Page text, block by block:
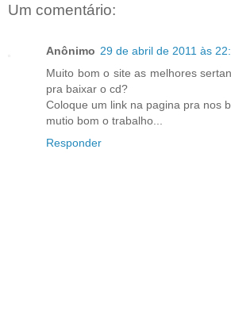
Um comentário:
Anônimo 29 de abril de 2011 às
Muito bom o site as melhores
pra baixar o cd?
Coloque um link na pagina pra nos
mutio bom o trabalho...
Responder